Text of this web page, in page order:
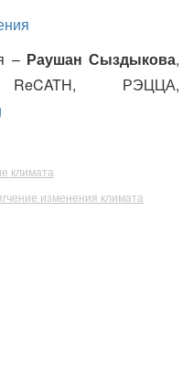
– Раушан Сыздыкова,
РЭЦЦА,
климата
изменения климата